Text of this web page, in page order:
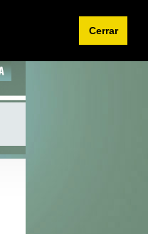
Cerrar